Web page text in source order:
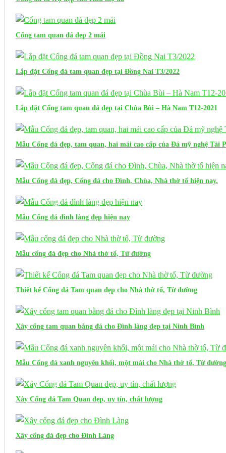
Cổng tam quan đá đẹp 2 mái
Lắp đặt Cổng đá tam quan đẹp tại Đồng Nai T3/2022
Lắp đặt Cổng tam quan đá đẹp tại Chùa Bùi – Hà Nam T12-2021
Mẫu Cổng đá đẹp, tam quan, hai mái cao cấp của Đá mỹ nghệ Tài
Mẫu Cổng đá đẹp, Cổng đá cho Đình, Chùa, Nhà thờ tổ hiện nay.
Mẫu Cổng đá đình làng đẹp hiện nay
Mẫu cổng đá đẹp cho Nhà thờ tổ, Từ đường
Thiết kế Cổng đá Tam quan đẹp cho Nhà thờ tổ, Từ đường
Xây cổng tam quan bằng đá cho Đình làng đẹp tại Ninh Bình
Mẫu Cổng đá xanh nguyên khối, một mái cho Nhà thờ tổ, Từ đường
Xây Cổng đá Tam Quan đẹp, uy tín, chất lượng
Xây cổng đá đẹp cho Đình Làng